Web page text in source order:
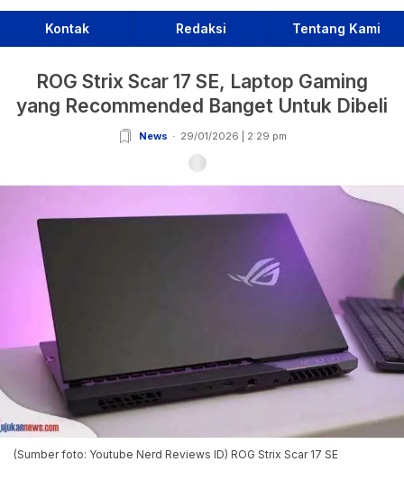
Kontak Redaksi Tentang Kami
ROG Strix Scar 17 SE, Laptop Gaming
yang Recommended Banget Untuk Dibeli
News 29/01/2026 | 2:29 pm
(Sumber foto: Youtube Nerd Reviews ID) ROG Strix Scar 17 SE